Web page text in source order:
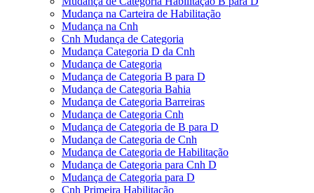
Mudança na Carteira de Habilitação
Mudança na Cnh
Cnh Mudança de Categoria
Mudança Categoria D da Cnh
Mudança de Categoria
Mudança de Categoria B para D
Mudança de Categoria Bahia
Mudança de Categoria Barreiras
Mudança de Categoria Cnh
Mudança de Categoria de B para D
Mudança de Categoria de Cnh
Mudança de Categoria de Habilitação
Mudança de Categoria para Cnh D
Mudança de Categoria para D
Cnh Primeira Habilitação